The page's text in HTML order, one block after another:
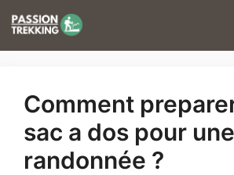
au
contenu
Comment
sac a dos pour une
randonnée ?